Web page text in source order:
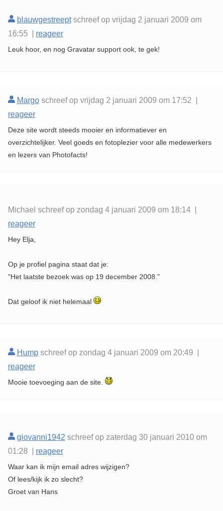
blauwgestreeptschreef op vrijdag 2 januari 2009 om
16:55 | reageer
Leuk hoor, en nog Gravatar support ook, te gek!
Margoschreef op vrijdag 2 januari 2009 om 17:52 |
reageer
Deze site wordt steeds mooier en informatiever en
overzichtelijker. Veel goeds en fotoplezier voor alle medewerkers
en lezers van Photofacts!
Michael schreef op zondag 4 januari 2009 om 18:14 |
reageer
Hey Elja,
Op je profiel pagina staat dat je:
"Het laatste bezoek was op 19 december 2008."
Dat geloof ik niet helemaal
Humpschreef op zondag 4 januari 2009 om 20:49 |
reageer
Mooie toevoeging aan de site.
giovanni1942 schreef op zaterdag 30 januari 2010 om
01:28 | reageer
Waar kan ik mijn email adres wijzigen?
Of lees/kijk ik zo slecht?
Groet van Hans